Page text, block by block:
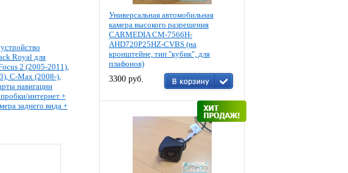
Универсальная автомобильная
камера высокого разрешения
CARMEDIA CM-7566H-
AHD720P25HZ-CVBS (на
кронштейне, тип "кубик", для
плафонов)
3300 руб.
Royal для
2 (2005-2011),
C-Max (2008-),
навигации
интернет +
заднего вида +